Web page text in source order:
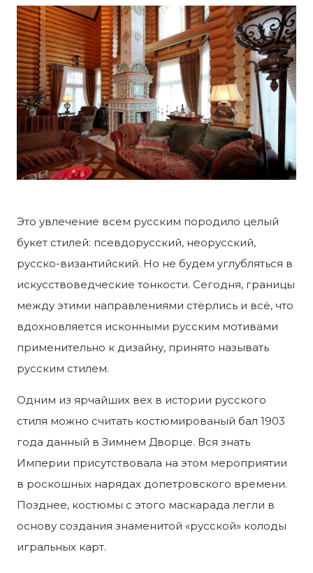
Это увлечение всем русским породило целый
букет стилей: псевдорусский, неорусский,
русско-византийский. Но не будем углубляться в
искусствоведческие тонкости. Сегодня, границы
между этими направлениями стёрлись и всё, что
вдохновляется исконными русским мотивами
применительно к дизайну, принято называть
русским стилем.
Одним из ярчайших вех в истории русского
стиля можно считать костюмированый бал 1903
года данный в Зимнем Дворце. Вся знать
Империи присутствовала на этом мероприятии
в роскошных нарядах допетровского времени.
Позднее, костюмы с этого маскарада легли в
основу создания знаменитой «русской» колоды
игральных карт.